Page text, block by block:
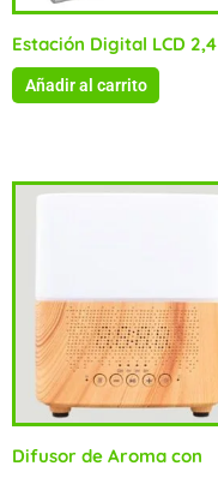
Estación Digital LCD 2,4
Añadir al carrito
Difusor de Aroma con